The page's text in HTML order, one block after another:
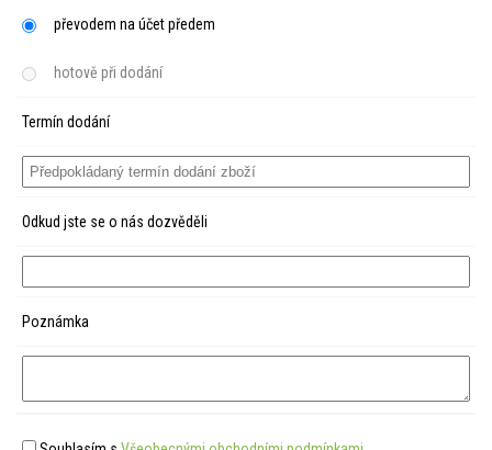
převodem na účet předem
hotově při dodání
Termín dodání
Odkud jste se o nás dozvěděli
Poznámka